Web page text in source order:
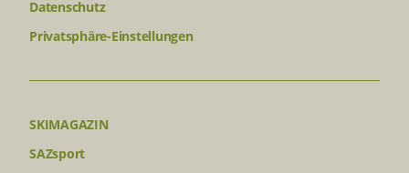
Datenschutz
Privatsphäre-Einstellungen
SKIMAGAZIN
SAZsport